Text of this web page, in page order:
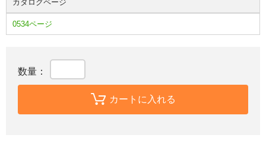
カタログページ
0534ページ
数量：
カートに入れる